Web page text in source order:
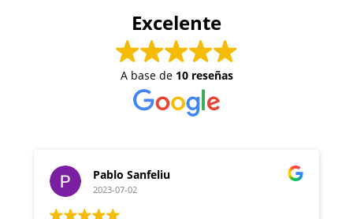
Excelente
A base de 10 reseñas
Pablo Sanfeliu
2023-07-02